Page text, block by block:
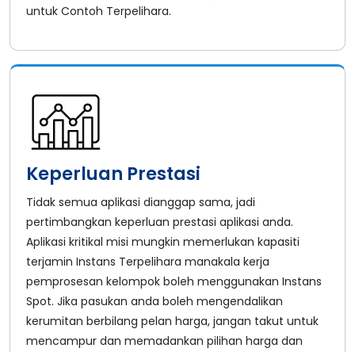
untuk Contoh Terpelihara.
Keperluan Prestasi
Tidak semua aplikasi dianggap sama, jadi
pertimbangkan keperluan prestasi aplikasi anda.
Aplikasi kritikal misi mungkin memerlukan kapasiti
terjamin Instans Terpelihara manakala kerja
pemprosesan kelompok boleh menggunakan Instans
Spot. Jika pasukan anda boleh mengendalikan
kerumitan berbilang pelan harga, jangan takut untuk
mencampur dan memadankan pilihan harga dan